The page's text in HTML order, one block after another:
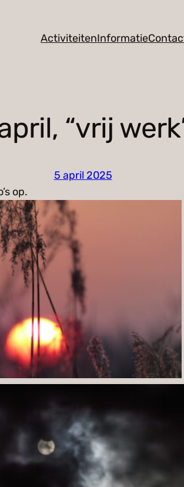
ActiviteitenInformatie
“vrij
5 april 2025
op.